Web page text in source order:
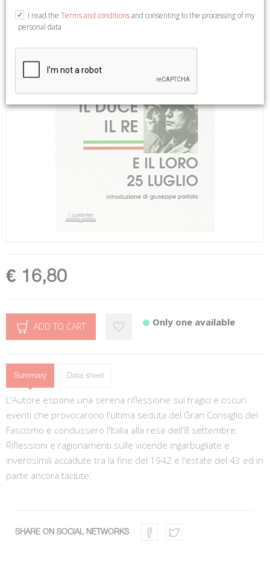
€ 16,80
ADD TO CART Only one available
Summary Data sheet
L'Autore espone una serena riflessione sui tragici e oscuri
eventi che provocarono l'ultima seduta del Gran Consiglio del
Fascismo e condussero l'Italia alla resa dell'8 settembre.
Riflessioni e ragionamenti sulle vicende ingarbugliate e
inverosimili accadute tra la fine del 1942 e l'estate del 43 ed in
parte ancora taciute.
SHARE ON SOCIAL NETWORKS
I read the Terms and conditionsand consenting to the processing of my
personal data